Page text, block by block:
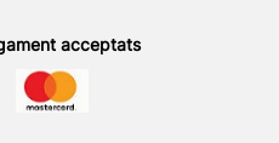
acceptats